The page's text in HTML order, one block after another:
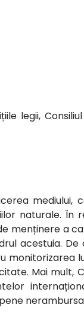
legii,
mediului,
naturale. În
menținere a
acestuia. De
monitorizarea
Mai mult,